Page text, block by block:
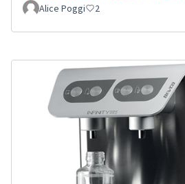
Alice Poggi
2